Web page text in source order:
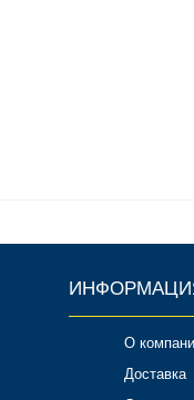
О
Доставка